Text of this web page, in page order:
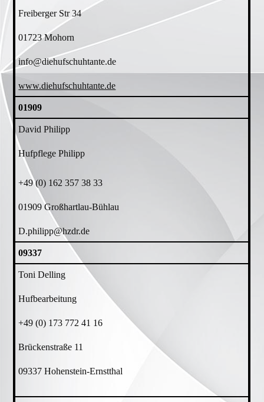
Freiberger Str 34
01723 Mohorn
info@diehufschuhtante.de
www.diehufschuhtante.de
01909
David Philipp
Hufpflege Philipp
+49 (0) 162 357 38 33
01909 Großhartlau-Bühlau
D.philipp@hzdr.de
09337
Toni Delling
Hufbearbeitung
+49 (0) 173 772 41 16
Brückenstraße 11
09337 Hohenstein-Ernstthal